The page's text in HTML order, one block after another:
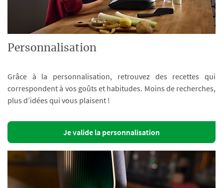
Personnalisation
Grâce à la personnalisation, retrouvez des recettes qui
correspondent à vos goûts et habitudes. Moins de recherches,
plus d’idées qui vous plaisent !
Je valide la personnalisation